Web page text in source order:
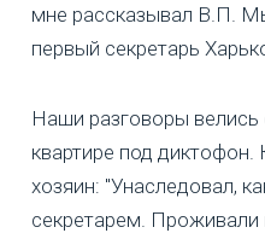
мне рассказывал В.П.
первый секретарь
Наши разговоры велись
квартире под диктофон.
хозяин: "Унаследовал,
секретарем.